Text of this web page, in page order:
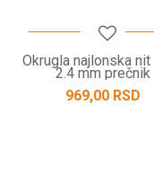
Okrugla najlonska nit
2.4 mm prečnik
969,00 RSD